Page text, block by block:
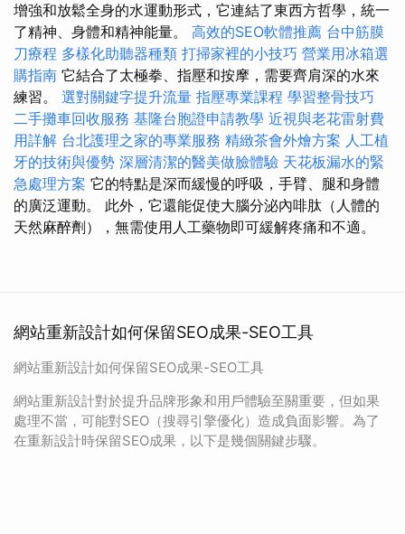
增強和放鬆全身的水運動形式，它連結了東西方哲學，統一
了精神、身體和精神能量。 高效的SEO軟體推薦 台中筋膜
刀療程 多樣化助聽器種類 打掃家裡的小技巧 營業用冰箱選
購指南 它結合了太極拳、指壓和按摩，需要齊肩深的水來
練習。 選對關鍵字提升流量 指壓專業課程 學習整骨技巧
二手攤車回收服務 基隆台胞證申請教學 近視與老花雷射費
用詳解 台北護理之家的專業服務 精緻茶會外燴方案 人工植
牙的技術與優勢 深層清潔的醫美做臉體驗 天花板漏水的緊
急處理方案 它的特點是深而緩慢的呼吸，手臂、腿和身體
的廣泛運動。 此外，它還能促使大腦分泌內啡肽（人體的
天然麻醉劑），無需使用人工藥物即可緩解疼痛和不適。
網站重新設計如何保留SEO成果-SEO工具
網站重新設計如何保留SEO成果-SEO工具
網站重新設計對於提升品牌形象和用戶體驗至關重要，但如果
處理不當，可能對SEO（搜尋引擎優化）造成負面影響。為了
在重新設計時保留SEO成果，以下是幾個關鍵步驟。